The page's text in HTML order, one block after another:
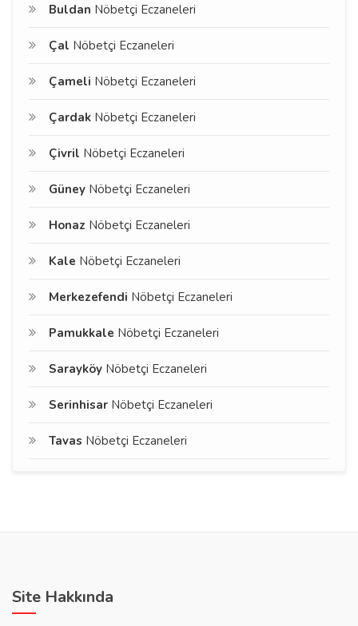
Buldan Nöbetçi Eczaneleri
Çal Nöbetçi Eczaneleri
Çameli Nöbetçi Eczaneleri
Çardak Nöbetçi Eczaneleri
Çivril Nöbetçi Eczaneleri
Güney Nöbetçi Eczaneleri
Honaz Nöbetçi Eczaneleri
Kale Nöbetçi Eczaneleri
Merkezefendi Nöbetçi Eczaneleri
Pamukkale Nöbetçi Eczaneleri
Sarayköy Nöbetçi Eczaneleri
Serinhisar Nöbetçi Eczaneleri
Tavas Nöbetçi Eczaneleri
Site Hakkında